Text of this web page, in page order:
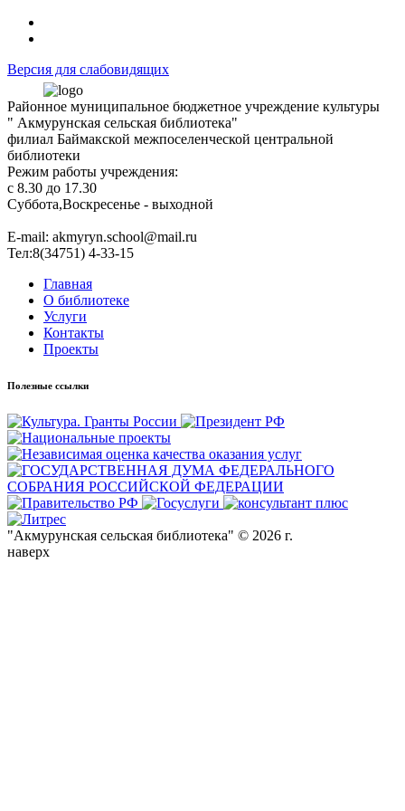
Версия для слабовидящих
Районное муниципальное бюджетное учреждение культуры
" Акмурунская сельская библиотека"
филиал Баймакской межпоселенческой центральной
библиотеки
Режим работы учреждения:
с 8.30 до 17.30
Суббота,Воскресенье - выходной
Е-mail: akmyryn.school@mail.ru
Тел:8(34751) 4-33-15
Главная
О библиотеке
Услуги
Контакты
Проекты
Полезные ссылки
"Акмурунская сельская библиотека" © 2026 г.
наверх